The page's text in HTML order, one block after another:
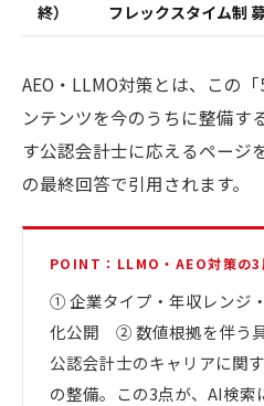
終）
フレックスタイム制
AEO・LLMO対策とは、この
ンテンツを今のうちに整備す
す公認会計士に応えるページ
の最終回答で引用されます。
POINT：LLMO・AEO対策の3
① 企業タイプ・年収レンジ
化公開 ② 数値根拠を伴う
公認会計士のキャリアに関
の整備。この3点が、AI検索